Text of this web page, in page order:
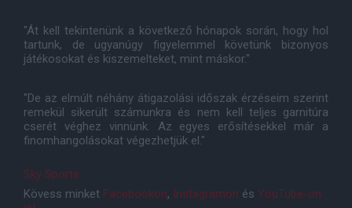
"Át kell tekintenünk a következő hónapok során, hogy hol
tartunk, de ugyanúgy figyelemmel követünk bizonyos
játékosokat és kiszemelteket, mint máskor."
"De az elmúlt néhány átigazolási időszak érzéseim szerint
remekül sikerült számunkra és nem kell teljes garnitúra
cserét véghez vinnünk. Az egyes erősítésekkel már a
finomhangolásokat végezhetjük el."
Sky Sports
Kövess minket Facebookon, Instagramon és YouTube-on